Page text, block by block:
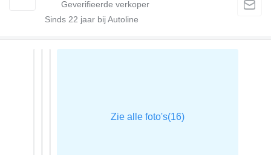
Sinds 22 jaar bij Autoline